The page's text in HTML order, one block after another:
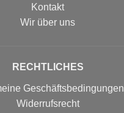
Kontakt
Wir über uns
RECHTLICHES
Geschäftsbedingungen
Widerrufsrecht